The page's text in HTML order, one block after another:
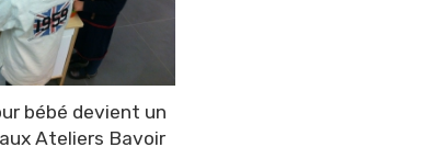
bébé devient un
Ateliers Bavoir